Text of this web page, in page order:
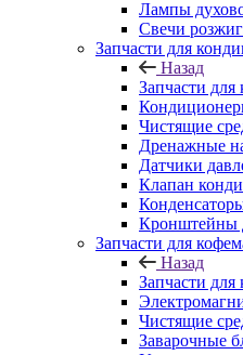
Лампы
Свечи
Запчасти для
Назад
Запчасти
Чистящие
Дренажные
Датчики
Клапан
Кронштейны
Запчасти для
Назад
Запчасти
Чистящие
Заварочные